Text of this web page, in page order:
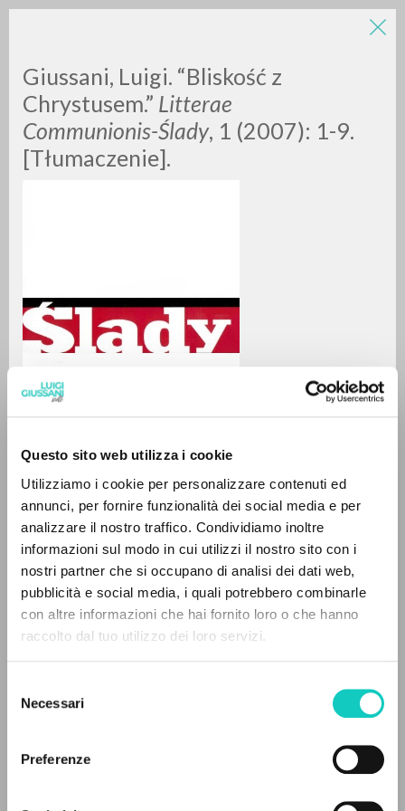
Questo sito web utilizza i cookie
Utilizziamo i cookie per personalizzare contenuti ed
annunci, per fornire funzionalità dei social media e per
analizzare il nostro traffico. Condividiamo inoltre
informazioni sul modo in cui utilizzi il nostro sito con i
nostri partner che si occupano di analisi dei dati web,
pubblicità e social media, i quali potrebbero combinarle
con altre informazioni che hai fornito loro o che hanno
raccolto dal tuo utilizzo dei loro servizi.
delNecessari
Preferenze
Giussani, Luigi. “Bliskość z
Chrystusem.” Litterae
Communionis-Ślady, 1 (2007): 1-9.
[Tłumaczenie].
Giussani LuigiAuthor
Polish
Litterae Communionis-Ślady
2007
Pages: 9
LUIGI
GIUSSANI
0RESULTS FOUND
MORE RESULTS